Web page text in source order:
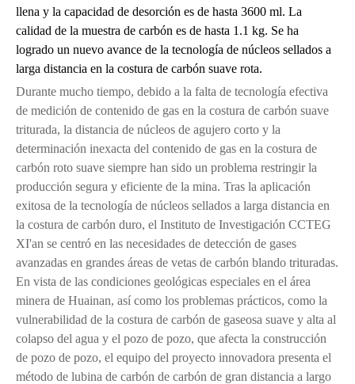
llena y la capacidad de desorción es de hasta 3600 ml. La
calidad de la muestra de carbón es de hasta 1.1 kg. Se ha
logrado un nuevo avance de la tecnología de núcleos sellados a
larga distancia en la costura de carbón suave rota.
Durante mucho tiempo, debido a la falta de tecnología efectiva
de medición de contenido de gas en la costura de carbón suave
triturada, la distancia de núcleos de agujero corto y la
determinación inexacta del contenido de gas en la costura de
carbón roto suave siempre han sido un problema restringir la
producción segura y eficiente de la mina. Tras la aplicación
exitosa de la tecnología de núcleos sellados a larga distancia en
la costura de carbón duro, el Instituto de Investigación CCTEG
XI'an se centró en las necesidades de detección de gases
avanzadas en grandes áreas de vetas de carbón blando trituradas.
En vista de las condiciones geológicas especiales en el área
minera de Huainan, así como los problemas prácticos, como la
vulnerabilidad de la costura de carbón de gaseosa suave y alta al
colapso del agua y el pozo de pozo, que afecta la construcción
de pozo de pozo, el equipo del proyecto innovadora presenta el
método de lubina de carbón de carbón de gran distancia a largo